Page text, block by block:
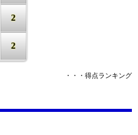
2
2
・・・得点ランキング